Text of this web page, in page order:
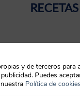
y de terceros para
Puedes
Política de